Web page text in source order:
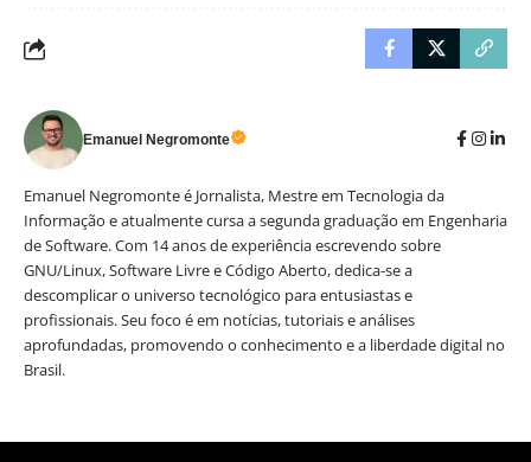
Emanuel Negromonte
Emanuel Negromonte é Jornalista, Mestre em Tecnologia da
Informação e atualmente cursa a segunda graduação em Engenharia
de Software. Com 14 anos de experiência escrevendo sobre
GNU/Linux, Software Livre e Código Aberto, dedica-se a
descomplicar o universo tecnológico para entusiastas e
profissionais. Seu foco é em notícias, tutoriais e análises
aprofundadas, promovendo o conhecimento e a liberdade digital no
Brasil.